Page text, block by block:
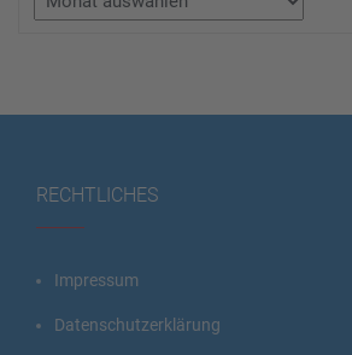
RECHTLICHES
Impressum
Datenschutzerklärung